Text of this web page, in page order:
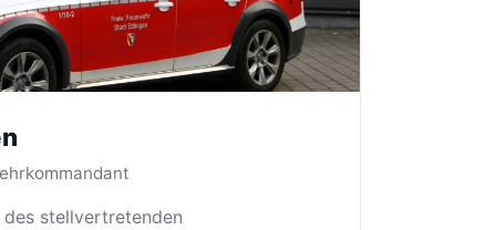
stellvertretenden